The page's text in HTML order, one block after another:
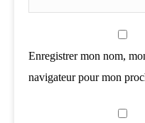
Enregistrer mon nom,
navigateur pour mon